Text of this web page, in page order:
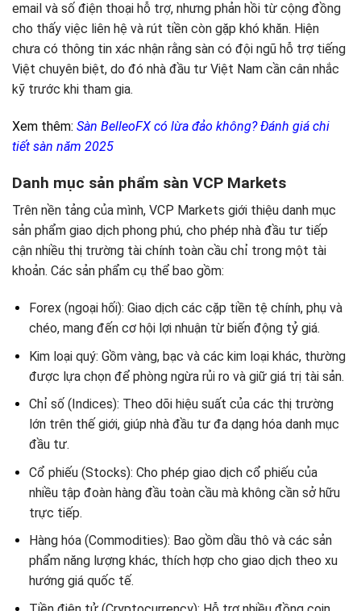
email và số điện thoại hỗ trợ, nhưng phản hồi từ cộng đồng
cho thấy việc liên hệ và rút tiền còn gặp khó khăn. Hiện
chưa có thông tin xác nhận rằng sàn có đội ngũ hỗ trợ tiếng
Việt chuyên biệt, do đó nhà đầu tư Việt Nam cần cân nhắc
kỹ trước khi tham gia.
Xem thêm: Sàn BelleoFX có lừa đảo không? Đánh giá chi
tiết sàn năm 2025
Danh mục sản phẩm sàn VCP Markets
Trên nền tảng của mình, VCP Markets giới thiệu danh mục
sản phẩm giao dịch phong phú, cho phép nhà đầu tư tiếp
cận nhiều thị trường tài chính toàn cầu chỉ trong một tài
khoản. Các sản phẩm cụ thể bao gồm:
Forex (ngoại hối): Giao dịch các cặp tiền tệ chính, phụ và
chéo, mang đến cơ hội lợi nhuận từ biến động tỷ giá.
Kim loại quý: Gồm vàng, bạc và các kim loại khác, thường
được lựa chọn để phòng ngừa rủi ro và giữ giá trị tài sản.
Chỉ số (Indices): Theo dõi hiệu suất của các thị trường
lớn trên thế giới, giúp nhà đầu tư đa dạng hóa danh mục
đầu tư.
Cổ phiếu (Stocks): Cho phép giao dịch cổ phiếu của
nhiều tập đoàn hàng đầu toàn cầu mà không cần sở hữu
trực tiếp.
Hàng hóa (Commodities): Bao gồm dầu thô và các sản
phẩm năng lượng khác, thích hợp cho giao dịch theo xu
hướng giá quốc tế.